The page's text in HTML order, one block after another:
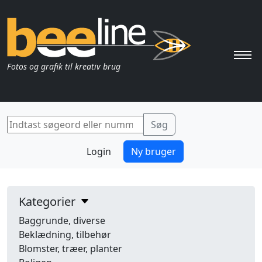
Fotos og grafik til kreativ brug
Login Ny bruger
Kategorier
Baggrunde, diverse
Beklædning, tilbehør
Blomster, træer, planter